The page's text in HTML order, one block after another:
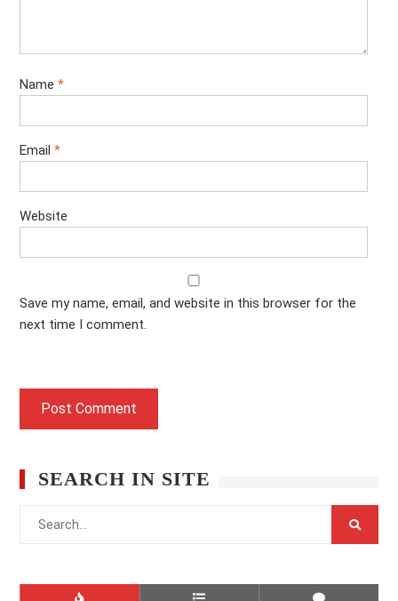
Name *
Email *
Website
Save my name, email, and website in this browser for the
next time I comment.
SEARCH IN SITE